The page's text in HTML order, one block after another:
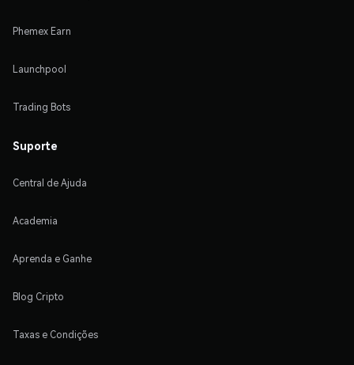
Phemex Earn
Launchpool
Trading Bots
Suporte
Central de Ajuda
Academia
Aprenda e Ganhe
Blog Cripto
Taxas e Condições